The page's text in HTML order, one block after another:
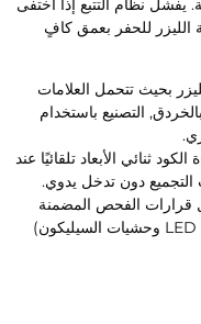
نظام التتبع إذا اختفى
للحفر بعمق كافٍ
بحيث تتحمل العلامات
التصنيع باستخدام
ثنائي الأبعاد تلقائيًا عند
دون تدخل يدوي.
الفحص المضمنة
ومكونات التجميع الفرعي (مثل لوحات LED وحشيات السيليكون)